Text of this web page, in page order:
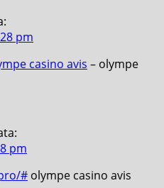
pm
casino avis – olympe
pm
# olympe casino avis